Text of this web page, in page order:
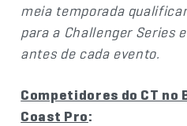
meia temporada
para a Challenger Series
antes de cada evento.
Competidores do CT no
Coast Pro: